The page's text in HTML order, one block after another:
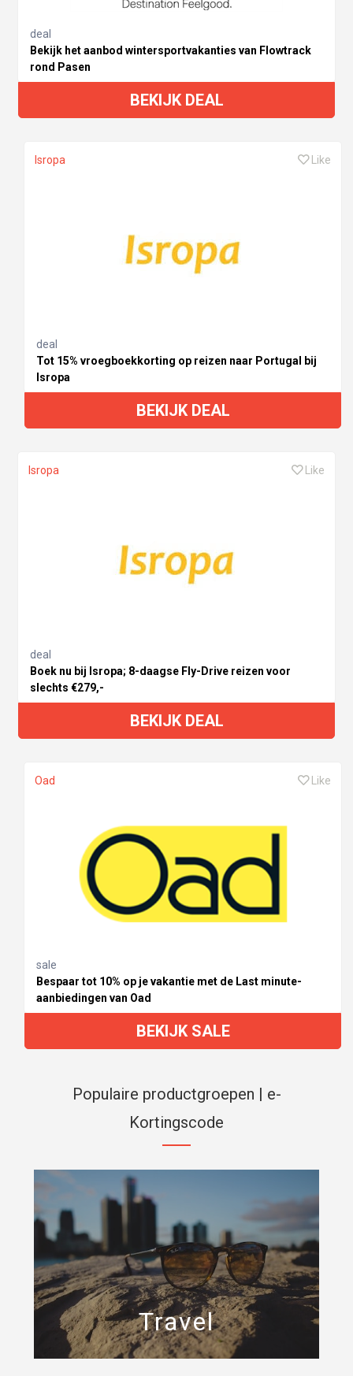
deal
Bekijk het aanbod wintersportvakanties van Flowtrack
rond Pasen
BEKIJK DEAL
Isropa Like
deal
Tot 15% vroegboekkorting op reizen naar Portugal bij
Isropa
BEKIJK DEAL
Isropa Like
deal
Boek nu bij Isropa; 8-daagse Fly-Drive reizen voor
slechts €279,-
BEKIJK DEAL
Oad Like
sale
Bespaar tot 10% op je vakantie met de Last minute-
aanbiedingen van Oad
BEKIJK SALE
Populaire productgroepen | e-
Kortingscode
Travel